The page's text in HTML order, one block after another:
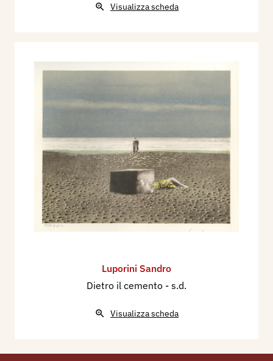
Eugenio Riccomini presenti all'inaugurazione.
2005 - Sandro Luporini. Dal realismo esistenziale
alla neometafisica, Mostra a cura di Massimo
Bertozzi, Massa - Palazzo Ducale (16 dicembre -
22 gennaio 2006), Mantova, Archivio, n. 10
dicembre, p.
Visualizza scheda
Luporini Sandro
Dietro il cemento - s.d.
Visualizza scheda